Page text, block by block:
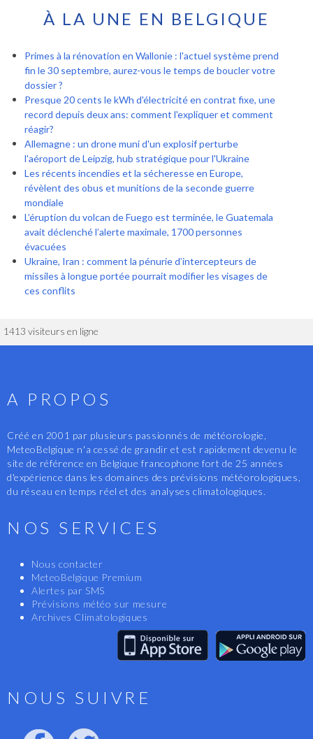
À LA UNE EN BELGIQUE
Primes à la rénovation en Wallonie : l'actuel système prend
fin le 30 septembre, aurez-vous le temps de boucler votre
dossier ?
Presque 20 cents le kWh d'électricité en contrat fixe, une
record depuis deux ans: comment l'expliquer et comment
réagir?
Allemagne : un drone muni d'un explosif perturbe
l'aéroport de Leipzig, hub stratégique pour l'Ukraine
Les récents incendies et la sécheresse en Europe,
révèlent des obus et munitions de la seconde guerre
mondiale
L’éruption du volcan de Fuego est terminée, le Guatemala
avait déclenché l’alerte maximale, 1700 personnes
évacuées
Ukraine, Iran : comment la pénurie d’intercepteurs de
missiles à longue portée pourrait modifier les visages de
ces conflits
1413 visiteurs en ligne
A PROPOS
Créé en 2001 par plusieurs passionnés de météorologie,
MeteoBelgique n'a cessé de grandir et est rapidement devenu le
site de référence en Belgique francophone fort de 25 années
d'expérience dans les domaines des prévisions météorologiques,
du réseau en temps réel et des analyses climatologiques.
NOS SERVICES
Nous contacter
MeteoBelgique Premium
Alertes par SMS
Prévisions météo sur mesure
Archives Climatologiques
NOUS SUIVRE